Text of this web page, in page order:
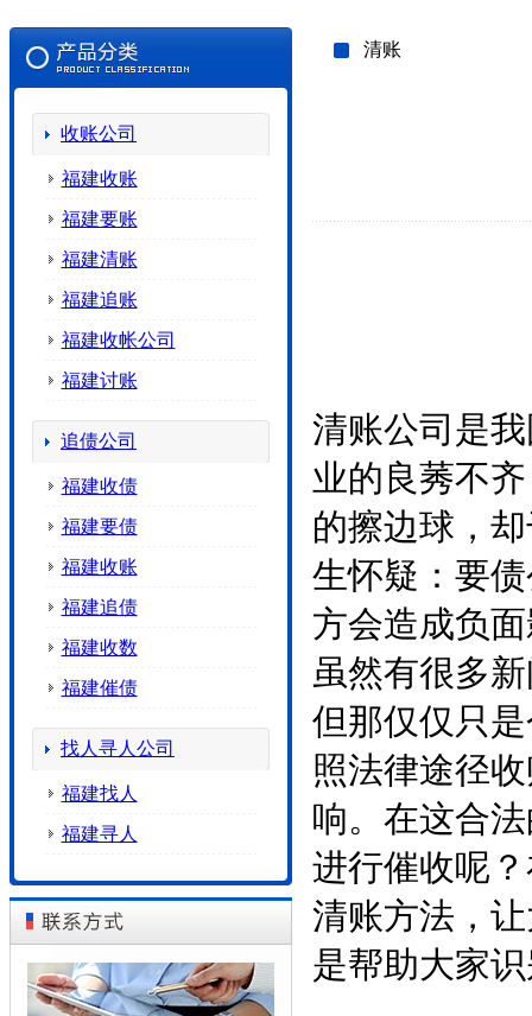
收账公司
福建收账
福建要账
福建清账
福建追账
福建收帐公司
福建讨账
追债公司
福建收债
福建要债
福建收账
福建追债
福建收数
福建催债
找人寻人公司
福建找人
福建寻人
清账
清账公司是
业的良莠不
的擦边球，
生怀疑：要
方会造成负
虽然有很多
但那仅仅只
照法律途径
响。在这合
进行催收呢
清账方法，
是帮助大家